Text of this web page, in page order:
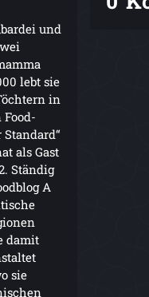
und
lebt sie
in
als Gast
Ständig
A
damit
sie